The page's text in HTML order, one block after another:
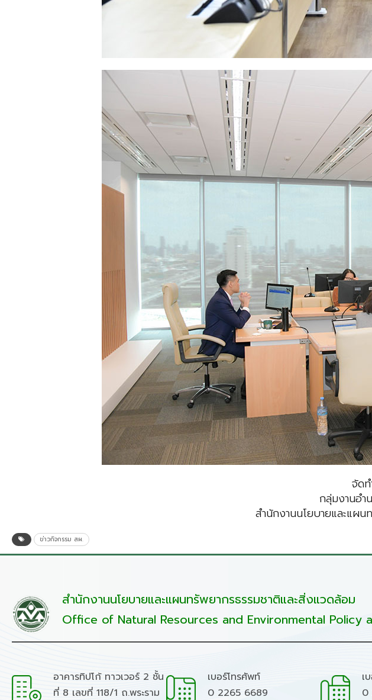
จัด
กลุ่มงานอำ
สำนักงานนโยบายและแผ
ข่าวกิจกรรม สผ.
สำนักงานนโยบายและแผนทรัพยากรธรรมชาติและสิ่งแวดล้อม
Office of Natural Resources and Environmental Policy
อาคารทิปโก้ ทาวเวอร์ 2 ชั้น
ที่ 8 เลขที่ 118/1 ถ.พระราม
เบอร์โทรศัพท์
0 2265 6689
เ
0